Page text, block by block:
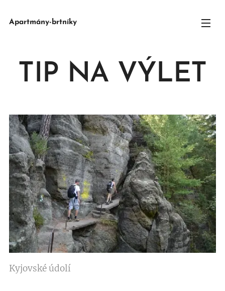
Apartmány-brtníky
TIP NA VÝLET
Kyjovské údolí